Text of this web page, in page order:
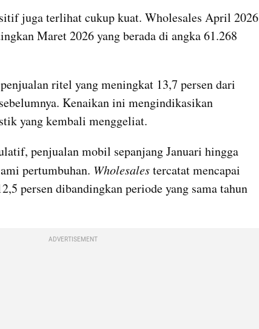
juga terlihat cukup kuat. Wholesales April 2026
Maret 2026 yang berada di angka 61.268
ritel yang meningkat 13,7 persen dari
Kenaikan ini mengindikasikan
yang kembali menggeliat.
penjualan mobil sepanjang Januari hingga
pertumbuhan. Wholesales tercatat mencapai
persen dibandingkan periode yang sama tahun
ADVERTISEMENT